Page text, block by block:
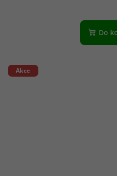
Do
Akce